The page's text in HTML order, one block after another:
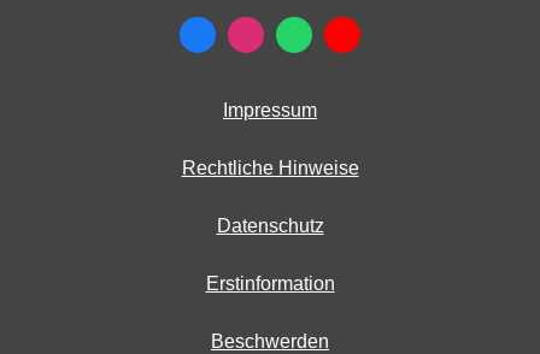
Impressum
Rechtliche Hinweise
Datenschutz
Erstinformation
Beschwerden